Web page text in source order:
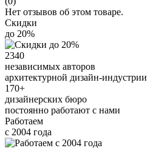
Нет отзывов об этом товаре.
Скидки
до 20%
2340
независимых авторов
архитектурной дизайн-индустрии
170+
дизайнерских бюро
постоянно работают с нами
Работаем
с 2004 года